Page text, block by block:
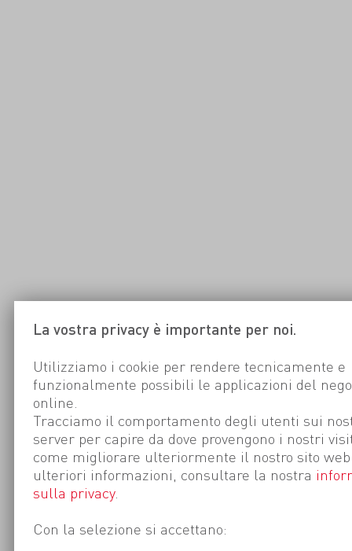
La vostra privacy è importante per noi.
Utilizziamo i cookie per rendere tecnicamente e
funzionalmente possibili le applicazioni del
online.
Tracciamo il comportamento degli utenti sui
server per capire da dove provengono i nostri
come migliorare ulteriormente il nostro sito
ulteriori informazioni, consultare la nostra
sulla privacy.
Con la selezione si accettano: